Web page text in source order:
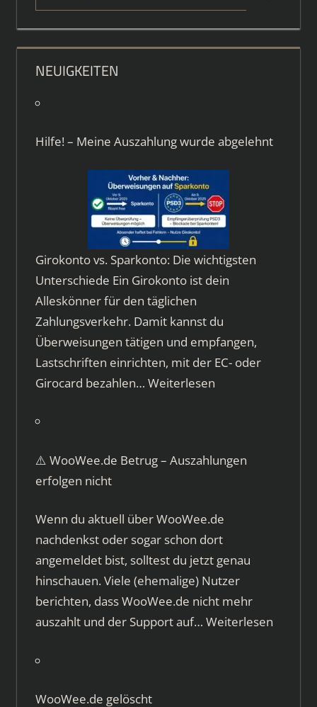
NEUIGKEITEN
Hilfe! – Meine Auszahlung wurde abgelehnt
Girokonto vs. Sparkonto: Die wichtigsten
Unterschiede Ein Girokonto ist dein
Alleskönner für den täglichen
Zahlungsverkehr. Damit kannst du
Überweisungen tätigen und empfangen,
Lastschriften einrichten, mit der EC- oder
Girocard bezahlen… Weiterlesen
⚠️ WooWee.de Betrug – Auszahlungen
erfolgen nicht
Wenn du aktuell über WooWee.de
nachdenkst oder sogar schon dort
angemeldet bist, solltest du jetzt genau
hinschauen. Viele (ehemalige) Nutzer
berichten, dass WooWee.de nicht mehr
auszahlt und der Support auf… Weiterlesen
WooWee.de gelöscht